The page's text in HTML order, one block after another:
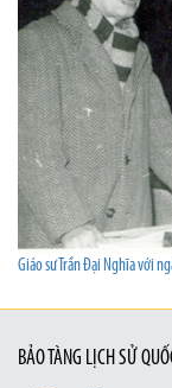
Giáo sư Trần Đại Nghĩa với
BẢO TÀNG LỊCH SỬ